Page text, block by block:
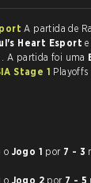
A partida de
Heart Esport
. A partida foi uma
Stage 1 Playoffs
o Jogo 1 por 7 - 3
o Jogo 2 por 7 - 5